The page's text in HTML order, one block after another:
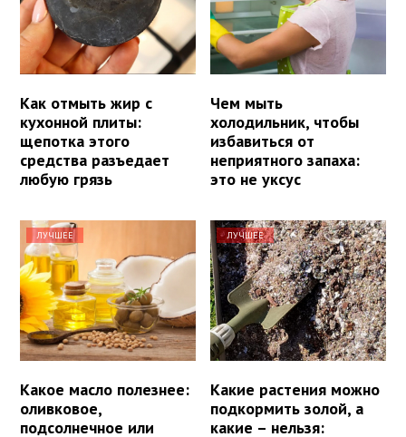
Как отмыть жир с
кухонной плиты:
щепотка этого
средства разъедает
любую грязь
Чем мыть
холодильник, чтобы
избавиться от
неприятного запаха:
это не уксус
ЛУЧШЕЕ
Какое масло полезнее:
оливковое,
подсолнечное или
ЛУЧШЕЕ
Какие растения можно
подкормить золой, а
какие – нельзя: